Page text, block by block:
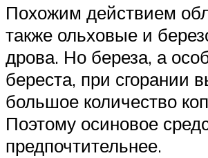
Похожим действием
также ольховые и
дрова. Но береза, а
береста, при сгорании
большое количество
Поэтому осиновое
предпочтительнее.